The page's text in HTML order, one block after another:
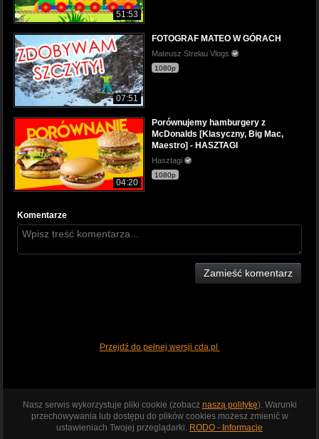
51:53
07:51
FOTOGRAF MATEO W GÓRACH
Mateusz Strelau Vlogs
1080p
04:20
Porównujemy hamburgery z
McDonalds [Klasyczny, Big Mac,
Maestro] - HASZTAGI
Hasztagi
1080p
Komentarze
Zamieść komentarz
Przejdź do pełnej wersji cda.pl
Nasz serwis wykorzystuje pliki cookie (zobacz naszą politykę). Warunki
przechowywania lub dostępu do plików cookies możesz zmienić w
ustawieniach Twojej przeglądarki. RODO - Informacje